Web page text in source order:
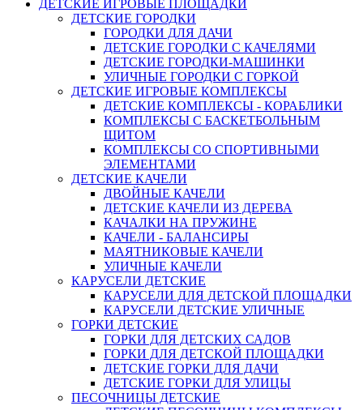
ДЕТСКИЕ ИГРОВЫЕ ПЛОЩАДКИ
ДЕТСКИЕ ГОРОДКИ
ГОРОДКИ ДЛЯ ДАЧИ
ДЕТСКИЕ ГОРОДКИ С КАЧЕЛЯМИ
ДЕТСКИЕ ГОРОДКИ-МАШИНКИ
УЛИЧНЫЕ ГОРОДКИ С ГОРКОЙ
ДЕТСКИЕ ИГРОВЫЕ КОМПЛЕКСЫ
ДЕТСКИЕ КОМПЛЕКСЫ - КОРАБЛИКИ
КОМПЛЕКСЫ С БАСКЕТБОЛЬНЫМ
ЩИТОМ
КОМПЛЕКСЫ СО СПОРТИВНЫМИ
ЭЛЕМЕНТАМИ
ДЕТСКИЕ КАЧЕЛИ
ДВОЙНЫЕ КАЧЕЛИ
ДЕТСКИЕ КАЧЕЛИ ИЗ ДЕРЕВА
КАЧАЛКИ НА ПРУЖИНЕ
КАЧЕЛИ - БАЛАНСИРЫ
МАЯТНИКОВЫЕ КАЧЕЛИ
УЛИЧНЫЕ КАЧЕЛИ
КАРУСЕЛИ ДЕТСКИЕ
КАРУСЕЛИ ДЛЯ ДЕТСКОЙ ПЛОЩАДКИ
КАРУСЕЛИ ДЕТСКИЕ УЛИЧНЫЕ
ГОРКИ ДЕТСКИЕ
ГОРКИ ДЛЯ ДЕТСКИХ САДОВ
ГОРКИ ДЛЯ ДЕТСКОЙ ПЛОЩАДКИ
ДЕТСКИЕ ГОРКИ ДЛЯ ДАЧИ
ДЕТСКИЕ ГОРКИ ДЛЯ УЛИЦЫ
ПЕСОЧНИЦЫ ДЕТСКИЕ